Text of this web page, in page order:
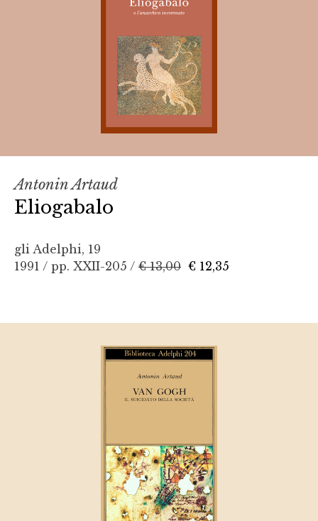
Antonin Artaud
Eliogabalo
gli Adelphi, 19
1991 / pp. XXII-205 / € 13,00 € 12,35